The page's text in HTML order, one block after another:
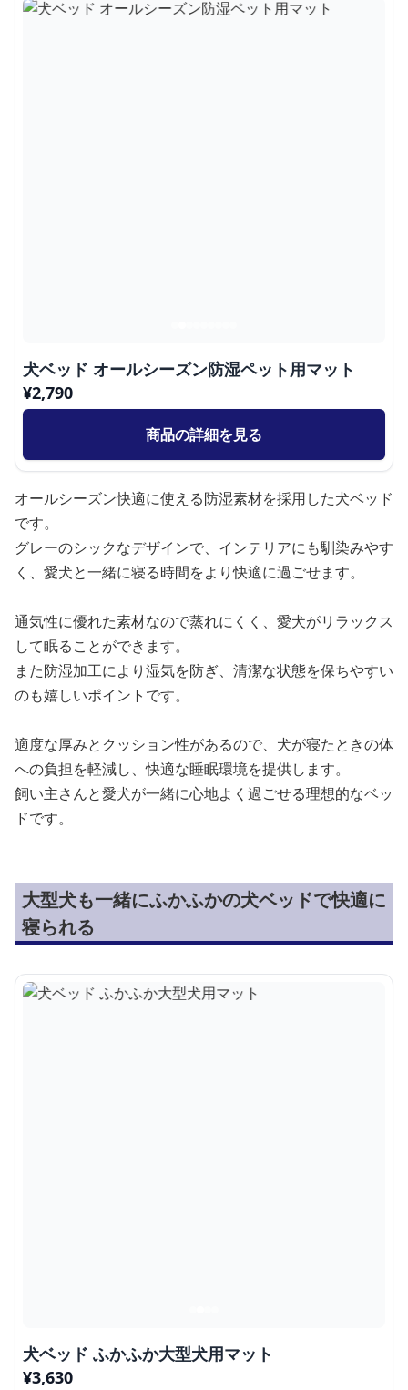
犬ベッド オールシーズン防湿ペット用マット
¥2,790
商品の詳細を見る
オールシーズン快適に使える防湿素材を採用した犬ベッド
です。
グレーのシックなデザインで、インテリアにも馴染みやす
く、愛犬と一緒に寝る時間をより快適に過ごせます。
通気性に優れた素材なので蒸れにくく、愛犬がリラックス
して眠ることができます。
また防湿加工により湿気を防ぎ、清潔な状態を保ちやすい
のも嬉しいポイントです。
適度な厚みとクッション性があるので、犬が寝たときの体
への負担を軽減し、快適な睡眠環境を提供します。
飼い主さんと愛犬が一緒に心地よく過ごせる理想的なベッ
ドです。
大型犬も一緒にふかふかの犬ベッドで快適に
寝られる
犬ベッド ふかふか大型犬用マット
¥3,630